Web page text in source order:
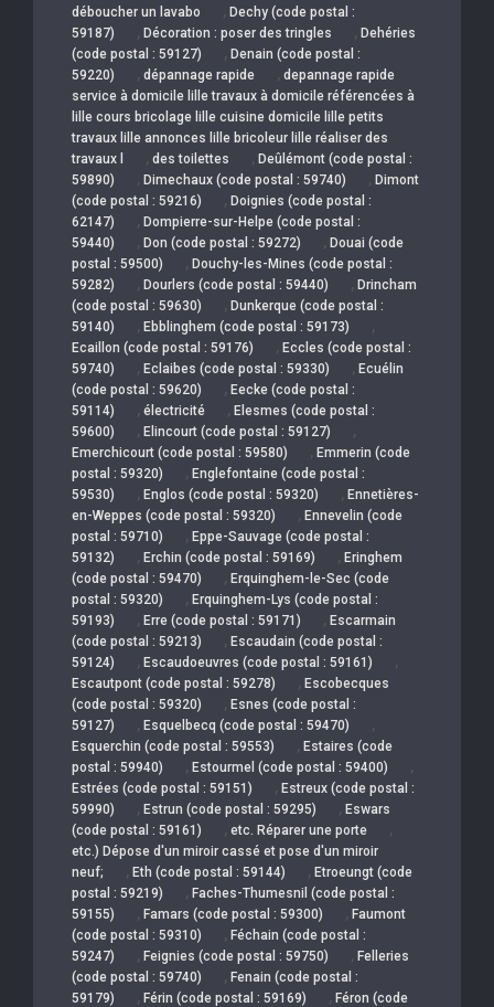
déboucher un lavabo , Dechy (code postal :
59187)
, Décoration : poser des tringles , Dehéries
(code postal : 59127)
, Denain (code postal :
59220)
, dépannage rapide , depannage rapide
service à domicile lille travaux à domicile référencées à
lille cours bricolage lille cuisine domicile lille petits
travaux lille annonces lille bricoleur lille réaliser des
travaux l
, des toilettes , Deûlémont (code postal :
59890)
, Dimechaux (code postal : 59740) , Dimont
(code postal : 59216)
, Doignies (code postal :
62147)
, Dompierre-sur-Helpe (code postal :
59440)
, Don (code postal : 59272) , Douai (code
postal : 59500)
, Douchy-les-Mines (code postal :
59282)
, Dourlers (code postal : 59440) , Drincham
(code postal : 59630)
, Dunkerque (code postal :
59140)
, Ebblinghem (code postal : 59173) ,
Ecaillon (code postal : 59176) , Eccles (code postal :
59740)
, Eclaibes (code postal : 59330) , Ecuélin
(code postal : 59620)
, Eecke (code postal :
59114)
, électricité , Elesmes (code postal :
59600)
, Elincourt (code postal : 59127) ,
Emerchicourt (code postal : 59580) , Emmerin (code
postal : 59320)
, Englefontaine (code postal :
59530)
, Englos (code postal : 59320) , Ennetières-
en-Weppes (code postal : 59320)
, Ennevelin (code
postal : 59710)
, Eppe-Sauvage (code postal :
59132)
, Erchin (code postal : 59169) , Eringhem
(code postal : 59470)
, Erquinghem-le-Sec (code
postal : 59320)
, Erquinghem-Lys (code postal :
59193)
, Erre (code postal : 59171) , Escarmain
(code postal : 59213)
, Escaudain (code postal :
59124)
, Escaudoeuvres (code postal : 59161) ,
Escautpont (code postal : 59278) , Escobecques
(code postal : 59320)
, Esnes (code postal :
59127)
, Esquelbecq (code postal : 59470) ,
Esquerchin (code postal : 59553) , Estaires (code
postal : 59940)
, Estourmel (code postal : 59400) ,
Estrées (code postal : 59151) , Estreux (code postal :
59990)
, Estrun (code postal : 59295) , Eswars
(code postal : 59161)
, etc. Réparer une porte ,
etc.) Dépose d'un miroir cassé et pose d'un miroir
neuf;
, Eth (code postal : 59144) , Etroeungt (code
postal : 59219)
, Faches-Thumesnil (code postal :
59155)
, Famars (code postal : 59300) , Faumont
(code postal : 59310)
, Féchain (code postal :
59247)
, Feignies (code postal : 59750) , Felleries
(code postal : 59740)
, Fenain (code postal :
59179)
, Férin (code postal : 59169) , Féron (code